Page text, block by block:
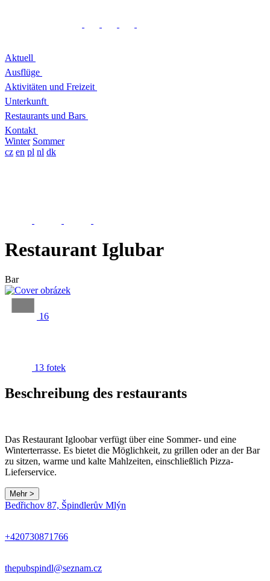
Aktuell
Ausflüge
Aktivitäten und Freizeit
Unterkunft
Restaurants und Bars
Kontakt
Winter Sommer
cz en pl nl dk
Restaurant Iglubar
Bar
16
13 fotek
Beschreibung des restaurants
Das Restaurant Igloobar verfügt über eine Sommer- und eine
Winterterrasse. Es bietet die Möglichkeit, zu grillen oder an der Bar
zu sitzen, warme und kalte Mahlzeiten, einschließlich Pizza-
Lieferservice.
Mehr >
Bedřichov 87, Špindlerův Mlýn
+420730871766
thepubspindl@seznam.cz